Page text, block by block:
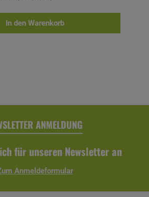
und Verklemmen der Teile, einmaliges
und Rinnenverbinder durch
In den Warenkorb
ANMELDUNG
für unseren Newsletter an
Anmeldeformular